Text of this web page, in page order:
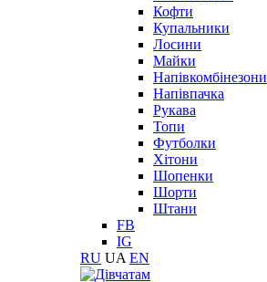
Кофти
Купальники
Лосини
Майки
Напівкомбінезони
Напівпачка
Рукава
Топи
Футболки
Хітони
Шопенки
Шорти
Штани
FB
IG
RU UA EN